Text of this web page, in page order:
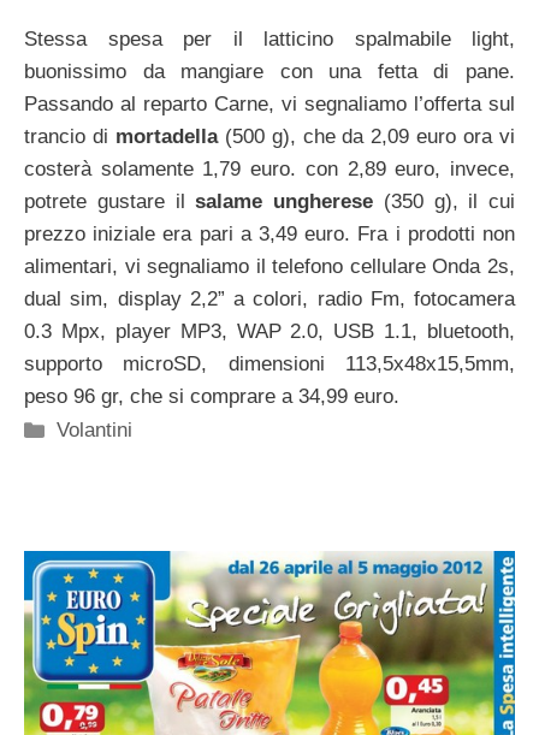
Stessa spesa per il latticino spalmabile light,
buonissimo da mangiare con una fetta di pane.
Passando al reparto Carne, vi segnaliamo l’offerta sul
trancio di mortadella(500 g), che da 2,09 euro ora vi
costerà solamente 1,79 euro. con 2,89 euro, invece,
potrete gustare ilsalame ungherese (350 g), il cui
prezzo iniziale era pari a 3,49 euro. Fra i prodotti non
alimentari, vi segnaliamo il telefono cellulare Onda 2s,
dual sim, display 2,2” a colori, radio Fm, fotocamera
0.3 Mpx, player MP3, WAP 2.0, USB 1.1, bluetooth,
supporto microSD, dimensioni 113,5x48x15,5mm,
peso 96 gr, che si comprare a 34,99 euro.
Categorie
Volantini